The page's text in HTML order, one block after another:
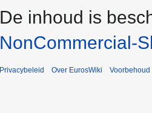
De inhoud is
NonCommercial-
Privacybeleid Over EurosWiki Voorbehoud